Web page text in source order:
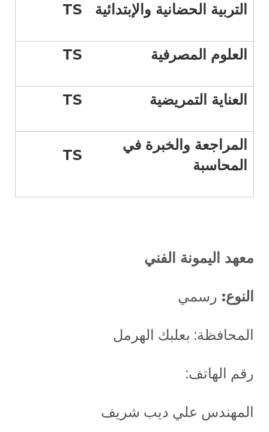
TS التربية الحضانية والإبتدائية
TS العلوم المصرفية
TS العناية التمريضية
TS
المراجعة والخبرة في
المحاسبة
معهد اليمونة الفني
النوع: رسمي
المحافظة: بعلبك الهرمل
رقم الهاتف:
المهندس علي ديب شريف